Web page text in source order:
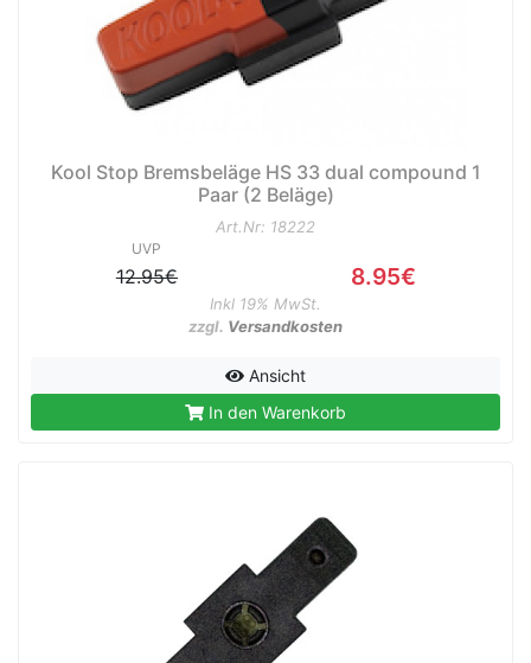
Kool Stop Bremsbeläge HS 33 dual compound 1
Paar (2 Beläge)
Art.Nr: 18222
UVP
12.95€ 8.95€
Inkl 19% MwSt.
zzgl. Versandkosten
Ansicht
In den Warenkorb